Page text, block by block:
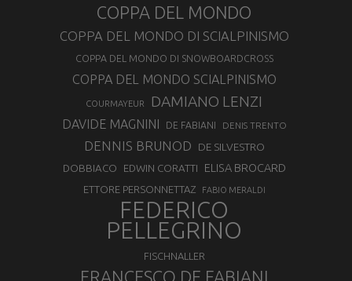
COPPA DEL MONDO
COPPA DEL MONDO DI SCIALPINISMO
COPPA DEL MONDO DI SNOWBOARDCROSS
COPPA DEL MONDO SCIALPINISMO
COURMAYEUR DAMIANO LENZI
DAVIDE MAGNINI DE FABIANI DENIS TRENTO
DENNIS BRUNOD DE SILVESTRO
DOBBIACO EDWIN CORATTI ELISA BROCARD
ETTORE PERSONNETTAZ FABIO MERALDI
FEDERICO
PELLEGRINO
FISCHNALLER
FRANCESCO DE FABIANI